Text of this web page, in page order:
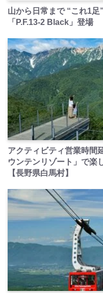
山から日常まで “これ1
「P.F.13-2 Black」登場
アクティビティ営業時間
ウンテンリゾート」で楽
【長野県白馬村】